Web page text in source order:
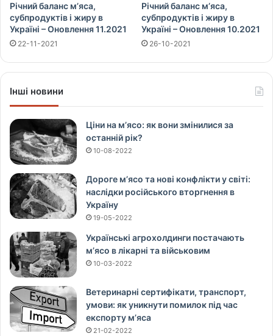
Річний баланс м’яса,
субпродуктів і жиру в
Україні – Оновлення 11.2021
22-11-2021
Річний баланс м’яса,
субпродуктів і жиру в
Україні – Оновлення 10.2021
26-10-2021
Інші новини
Ціни на м’ясо: як вони змінилися за
останній рік?
10-08-2022
Дороге м’ясо та нові конфлікти у світі:
наслідки російського вторгнення в
Україну
19-05-2022
Українські агрохолдинги постачають
м’ясо в лікарні та військовим
10-03-2022
Ветеринарні сертифікати, транспорт,
умови: як уникнути помилок під час
експорту м’яса
21-02-2022